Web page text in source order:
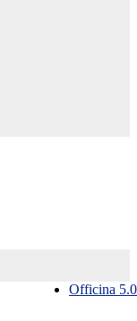
Officina 5.0